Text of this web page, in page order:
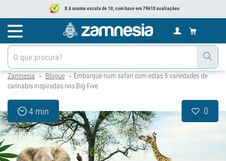
8.6 anuma escala de 10, com base em 79618 avaliações
Zamnesia > Blogue > Embarque num safari com estas 5 variedades de
cannabis inspiradas nos Big Five
4 min 0